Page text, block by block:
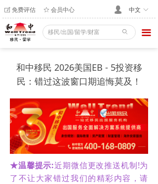
끀
ꂐ 免费评估 ꄃ 会员中心 ꀅ
中文
넙
ꄙ
和中移民 2026美国EB - 5投资移
民：错过这波窗口期追悔莫及！
★温馨提示:近期微信更改推送机制!为
了不让大家错过我们的精彩内容，请